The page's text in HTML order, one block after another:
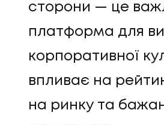
сторони — це
платформа для
корпоративної
впливає на
на ринку та